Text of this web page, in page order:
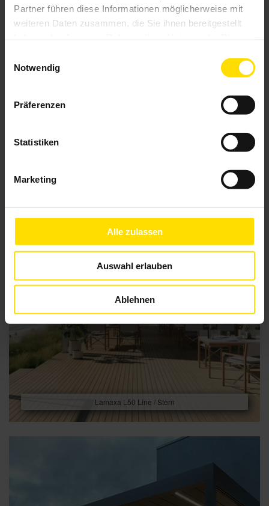
Partner führen diese Informationen möglicherweise mit
weiteren Daten zusammen, die Sie ihnen bereitgestellt
Notwendig
Präferenzen
Statistiken
Marketing
Alle zulassen
Auswahl erlauben
Ablehnen
Lamaxa L50 Line / Stern